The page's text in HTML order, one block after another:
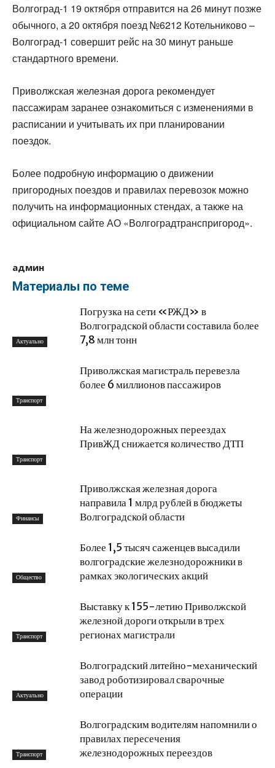
Волгоград-1 19 октября отправится на 26 минут позже
обычного, а 20 октября поезд №6212 Котельниково –
Волгоград-1 совершит рейс на 30 минут раньше
стандартного времени.
Приволжская железная дорога рекомендует
пассажирам заранее ознакомиться с изменениями в
расписании и учитывать их при планировании
поездок.
Более подробную информацию о движении
пригородных поездов и правилах перевозок можно
получить на информационных стендах, а также на
официальном сайте АО «Волгоградтранспригород».
админ
Материалы по теме
Актуально
Погрузка на сети «РЖД» в
Волгоградской области составила более
7,8 млн тонн
Транспорт
Приволжская магистраль перевезла
более 6 миллионов пассажиров
Транспорт
На железнодорожных переездах
ПривЖД снижается количество ДТП
Финансы
Приволжская железная дорога
направила 1 млрд рублей в бюджеты
Волгоградской области
Общество
Более 1,5 тысяч саженцев высадили
волгоградские железнодорожники в
рамках экологических акций
Транспорт
Выставку к 155-летию Приволжской
железной дороги открыли в трех
регионах магистрали
Актуально
Волгоградский литейно-механический
завод роботизировал сварочные
операции
Транспорт
Волгоградским водителям напомнили о
правилах пересечения
железнодорожных переездов